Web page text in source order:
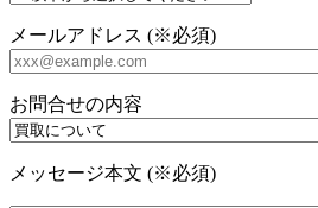
メールアドレス (※必須)
お問合せの内容
メッセージ本文 (※必須)